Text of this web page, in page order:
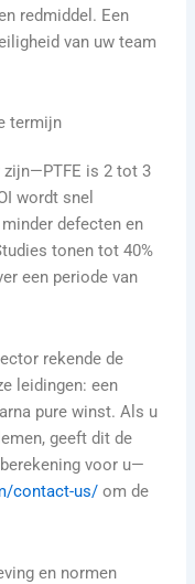
redmiddel. Een
van uw team
termijn
zijn—PTFE is 2 tot 3
wordt snel
defecten en
tonen tot 40%
een periode van
rekende de
leidingen: een
pure winst. Als u
geeft dit de
voor u—
contact-us/ om de
en normen